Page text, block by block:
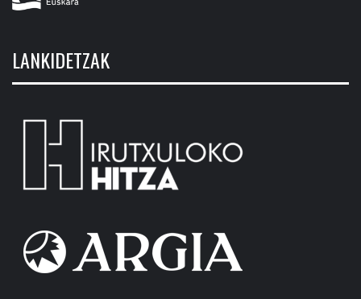
LANKIDETZAK